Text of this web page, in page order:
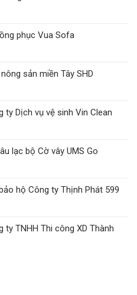
phục Vua Sofa
sản miền Tây SHD
ty Dịch vụ vệ sinh Vin Clean
lạc bộ Cờ vây UMS Go
hộ Công ty Thịnh Phát 599
ty TNHH Thi công XD Thành